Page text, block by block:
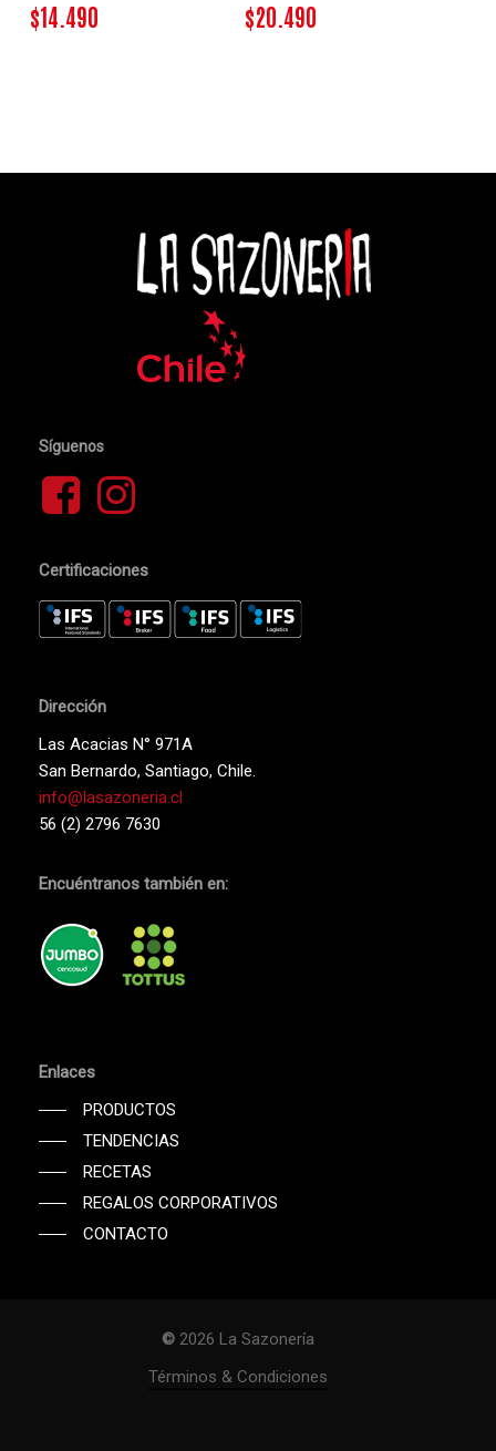
$14.490 $20.490
Síguenos
Certificaciones
Dirección
Las Acacias N° 971A
San Bernardo, Santiago, Chile.
info@lasazoneria.cl
56 (2) 2796 7630
Encuéntranos también en:
Enlaces
PRODUCTOS
TENDENCIAS
RECETAS
REGALOS CORPORATIVOS
CONTACTO
© 2026 La Sazonería
Términos & Condiciones